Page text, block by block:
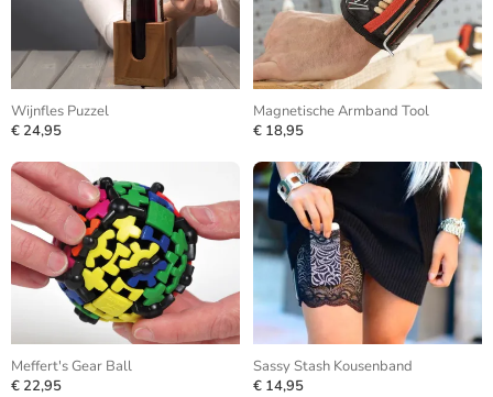
Wijnfles Puzzel
€ 24,95
Magnetische Armband Tool
€ 18,95
Meffert's Gear Ball
€ 22,95
Sassy Stash Kousenband
€ 14,95